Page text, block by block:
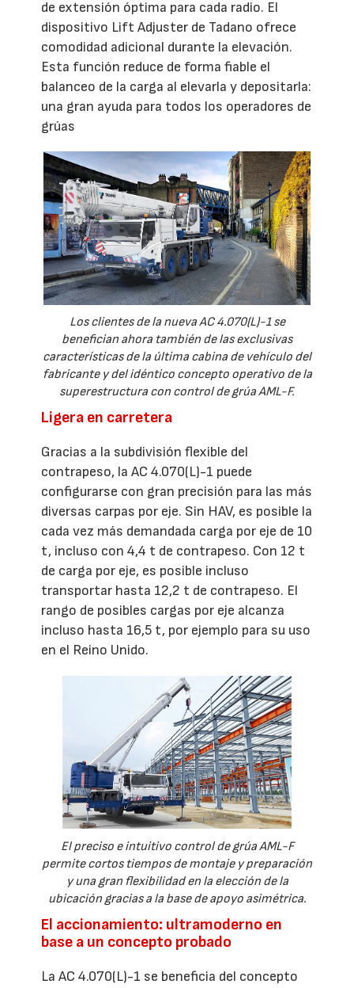
de extensión óptima para cada radio. El
dispositivo Lift Adjuster de Tadano ofrece
comodidad adicional durante la elevación.
Esta función reduce de forma fiable el
balanceo de la carga al elevarla y depositarla:
una gran ayuda para todos los operadores de
grúas
Los clientes de la nueva AC 4.070(L)-1 se
benefician ahora también de las exclusivas
características de la última cabina de vehículo del
fabricante y del idéntico concepto operativo de la
superestructura con control de grúa AML-F.
Ligera en carretera
Gracias a la subdivisión flexible del
contrapeso, la AC 4.070(L)-1 puede
configurarse con gran precisión para las más
diversas carpas por eje. Sin HAV, es posible la
cada vez más demandada carga por eje de 10
t, incluso con 4,4 t de contrapeso. Con 12 t
de carga por eje, es posible incluso
transportar hasta 12,2 t de contrapeso. El
rango de posibles cargas por eje alcanza
incluso hasta 16,5 t, por ejemplo para su uso
en el Reino Unido.
El preciso e intuitivo control de grúa AML-F
permite cortos tiempos de montaje y preparación
y una gran flexibilidad en la elección de la
ubicación gracias a la base de apoyo asimétrica.
El accionamiento: ultramoderno en
base a un concepto probado
La AC 4.070(L)-1 se beneficia del concepto